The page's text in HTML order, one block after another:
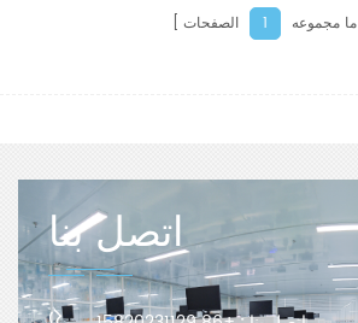
ما مجموعه 1 الصفحات
اتصل بنا